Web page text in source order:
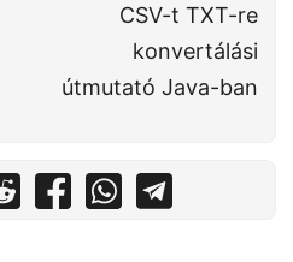
CSV-t TXT-re
konvertálási
útmutató Java-ban